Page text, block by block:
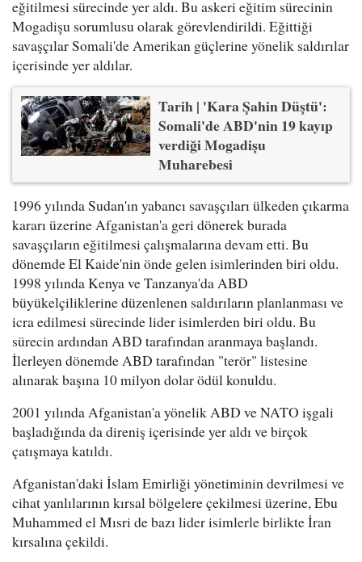
eğitilmesi sürecinde yer aldı. Bu askeri eğitim sürecinin
Mogadişu sorumlusu olarak görevlendirildi. Eğittiği
savaşçılar Somali'de Amerikan güçlerine yönelik saldırılar
içerisinde yer aldılar.
Tarih | 'Kara Şahin Düştü':
Somali'de ABD'nin 19 kayıp
verdiği Mogadişu
Muharebesi
1996 yılında Sudan'ın yabancı savaşçıları ülkeden çıkarma
kararı üzerine Afganistan'a geri dönerek burada
savaşçıların eğitilmesi çalışmalarına devam etti. Bu
dönemde El Kaide'nin önde gelen isimlerinden biri oldu.
1998 yılında Kenya ve Tanzanya'da ABD
büyükelçiliklerine düzenlenen saldırıların planlanması ve
icra edilmesi sürecinde lider isimlerden biri oldu. Bu
sürecin ardından ABD tarafından aranmaya başlandı.
İlerleyen dönemde ABD tarafından "terör" listesine
alınarak başına 10 milyon dolar ödül konuldu.
2001 yılında Afganistan'a yönelik ABD ve NATO işgali
başladığında da direniş içerisinde yer aldı ve birçok
çatışmaya katıldı.
Afganistan'daki İslam Emirliği yönetiminin devrilmesi ve
cihat yanlılarının kırsal bölgelere çekilmesi üzerine, Ebu
Muhammed el Mısri de bazı lider isimlerle birlikte İran
kırsalına çekildi.